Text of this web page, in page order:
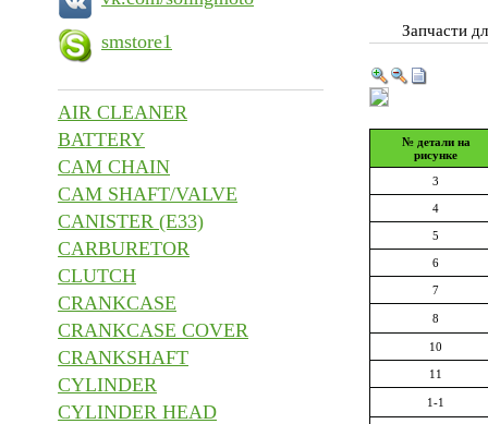
smstore1
AIR CLEANER
BATTERY
CAM CHAIN
CAM SHAFT/VALVE
CANISTER (E33)
CARBURETOR
CLUTCH
CRANKCASE
CRANKCASE COVER
CRANKSHAFT
CYLINDER
CYLINDER HEAD
Запчасти
№ детали на
рисунке
3
4
5
6
7
8
10
11
1-1